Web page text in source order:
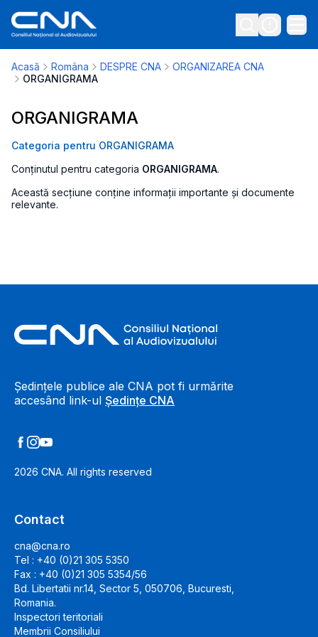
Acasă Româna DESPRE CNA
ORGANIZAREA CNA
ORGANIGRAMA
ORGANIGRAMA
Categoria pentru ORGANIGRAMA
Conținutul pentru categoria ORGANIGRAMA.
Această secțiune conține informații importante și documente
relevante.
Ședințele publice ale CNA pot fi urmărite
accesând link-ul Ședințe CNA
2026 CNA. All rights reserved
Contact
cna@cna.ro
Tel : +40 (0)21 305 5350
Fax : +40 (0)21 305 5354/56
Bd. Libertatii nr.14, Sector 5, 050706, Bucuresti,
Romania.
Inspectori teritoriali
Membrii Consiliului